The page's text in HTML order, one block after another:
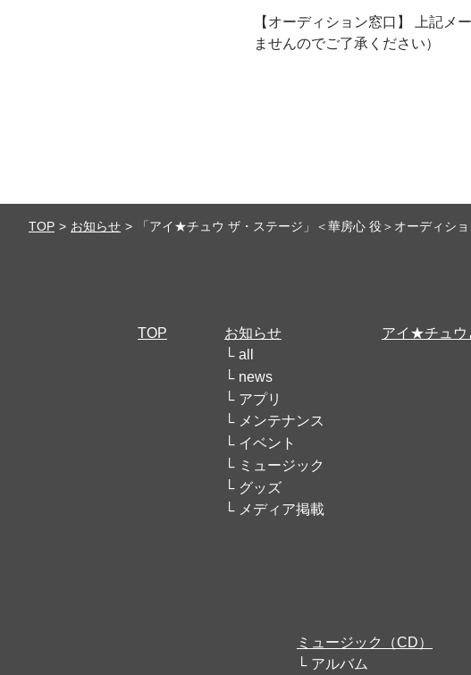
【オーディション窓口】 上記
ませんのでご了承ください）
TOP お知らせ 「アイ★チュウ ザ・ステージ」＜華房心 役＞オーディシ
TOP
お知らせ
all
news
アプリ
メンテナンス
イベント
ミュージック
グッズ
メディア掲載
アイ★チュウ
ミュージック（CD）
アルバム